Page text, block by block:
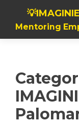
Mentoring